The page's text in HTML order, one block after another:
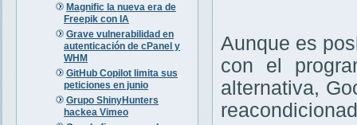
Magnific la nueva era de
Freepik con IA
Grave vulnerabilidad en
autenticación de cPanel y
WHM
GitHub Copilot limita sus
peticiones en junio
Grupo ShinyHunters
hackea Vimeo
Aunque es
con el
alternativa,